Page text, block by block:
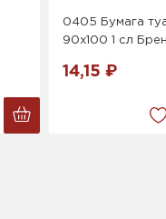
0405 Бумага
90х100 1 сл
14,15 ₽